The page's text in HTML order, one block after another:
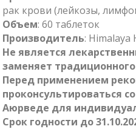
рак крови (лейкозы,
Объем: 60 таблеток
Производитель: Himalaya
Не является
заменяет
Перед применением
проконсультироваться
Аюрведе для
Срок годности до